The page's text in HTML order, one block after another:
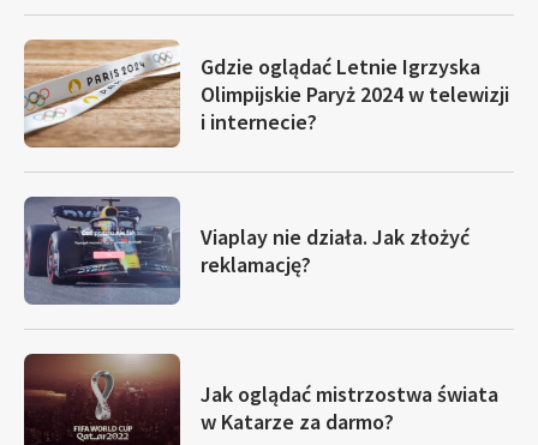
Gdzie oglądać Letnie Igrzyska
Olimpijskie Paryż 2024 w telewizji
i internecie?
Viaplay nie działa. Jak złożyć
reklamację?
Jak oglądać mistrzostwa świata
w Katarze za darmo?